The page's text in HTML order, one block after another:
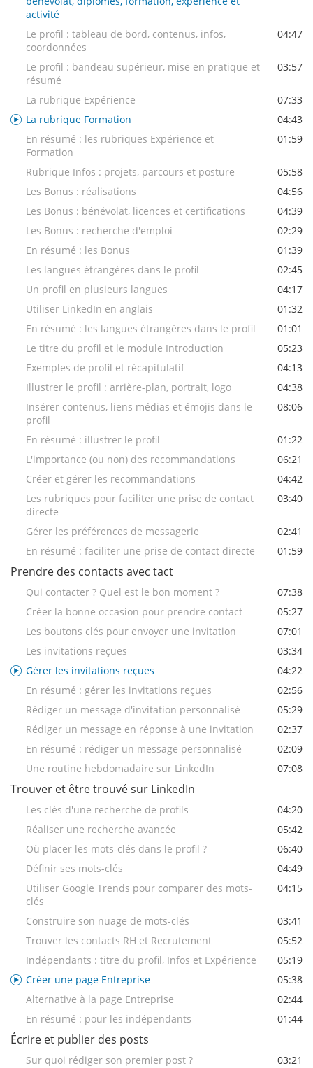
activité
Le profil : tableau de bord, contenus, infos,
coordonnées
04:47
Le profil : bandeau supérieur, mise en pratique et
résumé
03:57
La rubrique Expérience
07:33
La rubrique Formation
04:43
En résumé : les rubriques Expérience et
Formation
01:59
Rubrique Infos : projets, parcours et posture
05:58
Les Bonus : réalisations
04:56
Les Bonus : bénévolat, licences et certifications
04:39
Les Bonus : recherche d'emploi
02:29
En résumé : les Bonus
01:39
Les langues étrangères dans le profil
02:45
Un profil en plusieurs langues
04:17
Utiliser LinkedIn en anglais
01:32
En résumé : les langues étrangères dans le profil
01:01
Le titre du profil et le module Introduction
05:23
Exemples de profil et récapitulatif
04:13
Illustrer le profil : arrière-plan, portrait, logo
04:38
Insérer contenus, liens médias et émojis dans le
profil
08:06
En résumé : illustrer le profil
01:22
L'importance (ou non) des recommandations
06:21
Créer et gérer les recommandations
04:42
Les rubriques pour faciliter une prise de contact
directe
03:40
Gérer les préférences de messagerie
02:41
En résumé : faciliter une prise de contact directe
01:59
Prendre des contacts avec tact
Qui contacter ? Quel est le bon moment ?
07:38
Créer la bonne occasion pour prendre contact
05:27
Les boutons clés pour envoyer une invitation
07:01
Les invitations reçues
03:34
Gérer les invitations reçues
04:22
En résumé : gérer les invitations reçues
02:56
Rédiger un message d'invitation personnalisé
05:29
Rédiger un message en réponse à une invitation
02:37
En résumé : rédiger un message personnalisé
02:09
Une routine hebdomadaire sur LinkedIn
07:08
Trouver et être trouvé sur LinkedIn
Les clés d'une recherche de profils
04:20
Réaliser une recherche avancée
05:42
Où placer les mots-clés dans le profil ?
06:40
Définir ses mots-clés
04:49
Utiliser Google Trends pour comparer des mots-
clés
04:15
Construire son nuage de mots-clés
03:41
Trouver les contacts RH et Recrutement
05:52
Indépendants : titre du profil, Infos et Expérience
05:19
Créer une page Entreprise
05:38
Alternative à la page Entreprise
02:44
En résumé : pour les indépendants
01:44
Écrire et publier des posts
Sur quoi rédiger son premier post ?
03:21